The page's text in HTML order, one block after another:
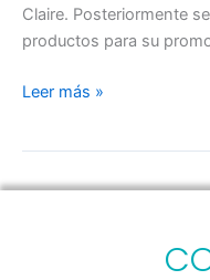
Claire. Posteriormente
productos para su
Leer más »